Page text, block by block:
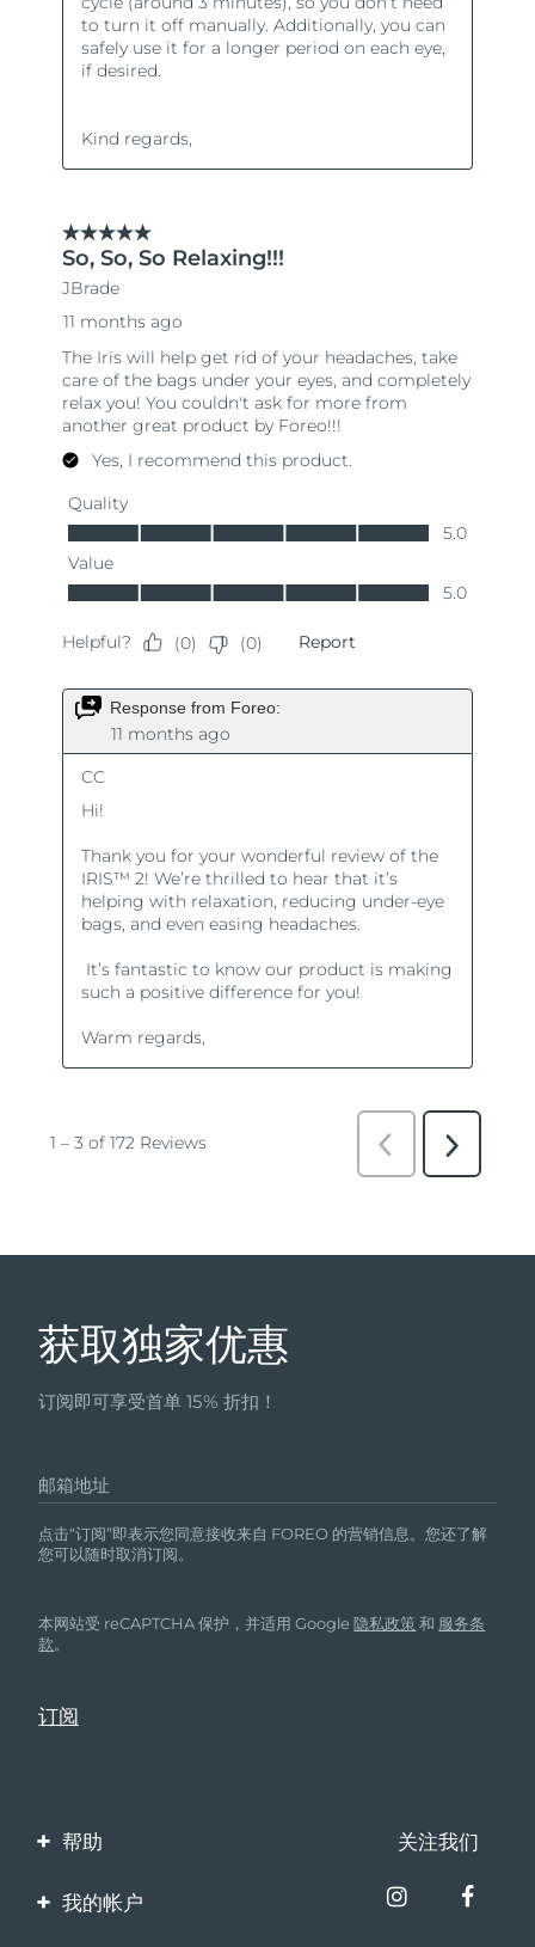
获取独家优惠
订阅即可享受首单 15% 折扣！
邮箱地址
点击“订阅”即表示您同意接收来自 FOREO 的营销信息。您还了解
您可以随时取消订阅。
本网站受 reCAPTCHA 保护，并适用 Google隐私政策 和 服务条
款。
帮助
联系我们
关注我们
我的帐户